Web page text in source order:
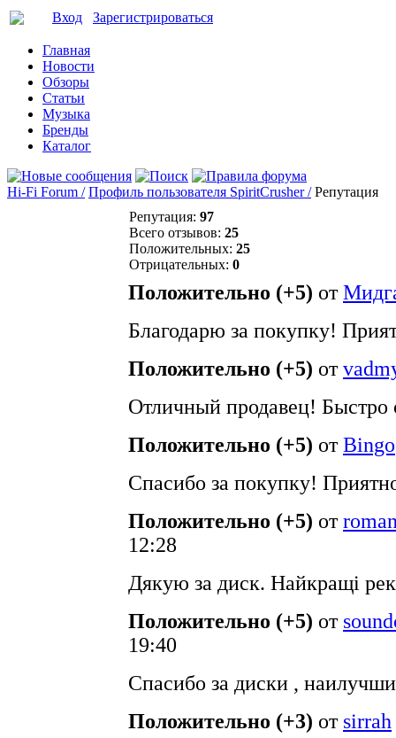
Вход Зарегистрироваться
Главная
Новости
Обзоры
Статьи
Музыка
Бренды
Каталог
Hi-Fi Forum / Профиль пользователя SpiritCrusher / Репутация
Репутация: 97
Всего отзывов: 25
Положительных: 25
Отрицательных: 0
Положительно (+5) от
Благодарю за покупку!
Положительно (+5) от
Отличный продавец! Быстро
Положительно (+5) отBingo
Спасибо за покупку!
Положительно (+5) от
12:28
Дякую за диск. Найкращі
Положительно (+5) от
19:40
Спасибо за диски ,
Положительно (+3) от sirrah